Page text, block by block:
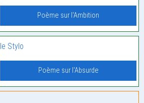
Poème sur l'Ambition
le Stylo
Poème sur l'Absurde